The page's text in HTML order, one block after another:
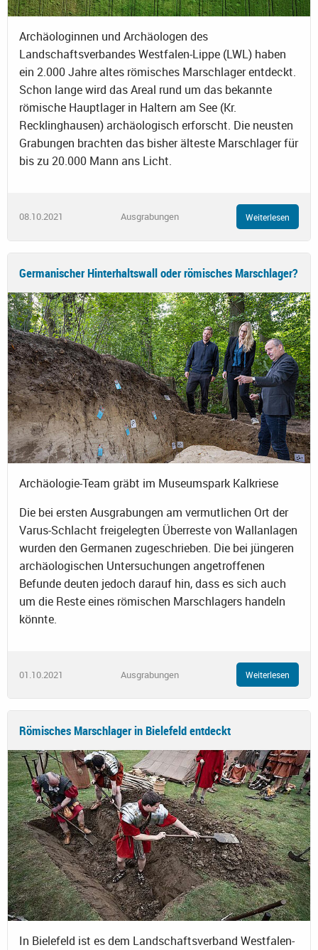
Archäologinnen und Archäologen des
Landschaftsverbandes Westfalen-Lippe (LWL) haben
ein 2.000 Jahre altes römisches Marschlager entdeckt.
Schon lange wird das Areal rund um das bekannte
römische Hauptlager in Haltern am See (Kr.
Recklinghausen) archäologisch erforscht. Die neusten
Grabungen brachten das bisher älteste Marschlager für
bis zu 20.000 Mann ans Licht.
08.10.2021 Ausgrabungen Weiterlesen
Germanischer Hinterhaltswall oder römisches Marschlager?
Archäologie-Team gräbt im Museumspark Kalkriese
Die bei ersten Ausgrabungen am vermutlichen Ort der
Varus-Schlacht freigelegten Überreste von Wallanlagen
wurden den Germanen zugeschrieben. Die bei jüngeren
archäologischen Untersuchungen angetroffenen
Befunde deuten jedoch darauf hin, dass es sich auch
um die Reste eines römischen Marschlagers handeln
könnte.
01.10.2021 Ausgrabungen Weiterlesen
Römisches Marschlager in Bielefeld entdeckt
In Bielefeld ist es dem Landschaftsverband Westfalen-